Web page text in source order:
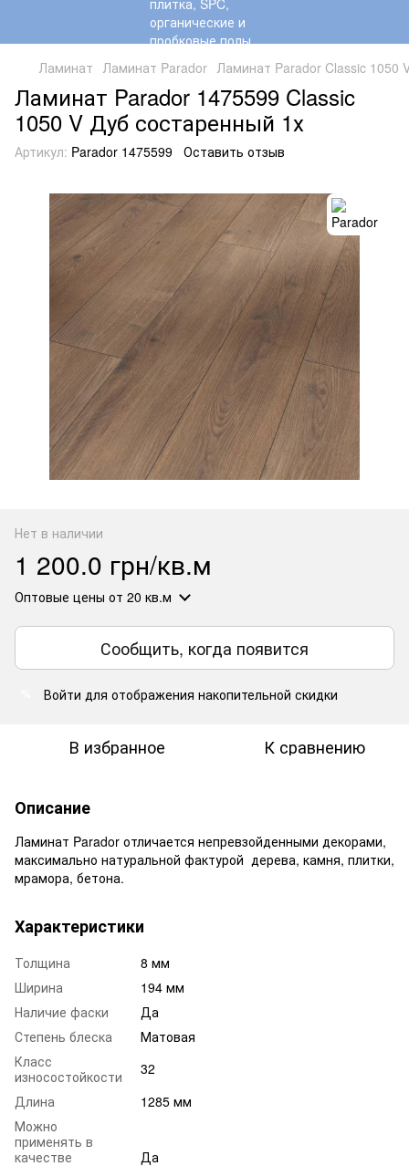
Ламинат Ламинат Parador Ламинат Parador Classic 1050
Ламинат Parador 1475599 Classic
1050 V Дуб состаренный 1х
Артикул: Parador 1475599 Оставить отзыв
Нет в наличии
1 200.0 грн/кв.м
Оптовые цены от 20 кв.м
Сообщить, когда появится
Войти для отображения накопительной скидки
В избранное К сравнению
Описание
Ламинат Parador отличается непревзойденными декорами,
максимально натуральной фактурой дерева, камня, плитки,
мрамора, бетона.
Характеристики
Толщина
8 мм
Ширина
194 мм
Наличие фаски
Да
Степень блеска
Матовая
Класс
износостойкости
32
Длина
1285 мм
Можно
применять в
качестве
Да